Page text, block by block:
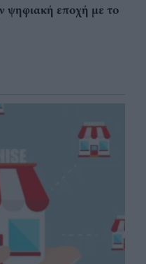
ψηφιακή εποχή με το